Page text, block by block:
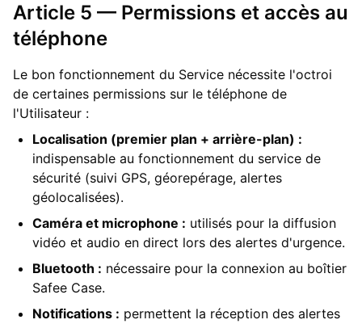
Article 5 — Permissions et accès au
téléphone
Le bon fonctionnement du Service nécessite l'octroi
de certaines permissions sur le téléphone de
l'Utilisateur :
Localisation (premier plan + arrière-plan) :
indispensable au fonctionnement du service de
sécurité (suivi GPS, géorepérage, alertes
géolocalisées).
Caméra et microphone : utilisés pour la diffusion
vidéo et audio en direct lors des alertes d'urgence.
Bluetooth : nécessaire pour la connexion au boîtier
Safee Case.
Notifications : permettent la réception des alertes